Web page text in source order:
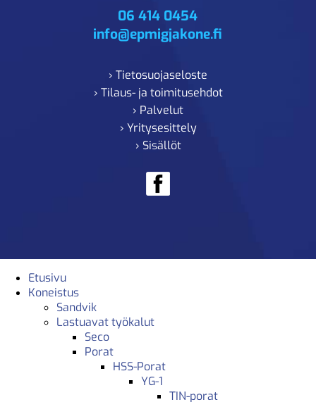
06 414 0454
info@epmigjakone.fi
› Tietosuojaseloste
› Tilaus- ja toimitusehdot
› Palvelut
› Yritysesittely
› Sisällöt
Etusivu
Koneistus
Sandvik
Lastuavat työkalut
Seco
Porat
HSS-Porat
YG-1
TIN-porat